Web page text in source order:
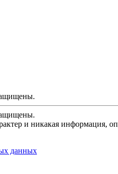
и никакая информация,
данных